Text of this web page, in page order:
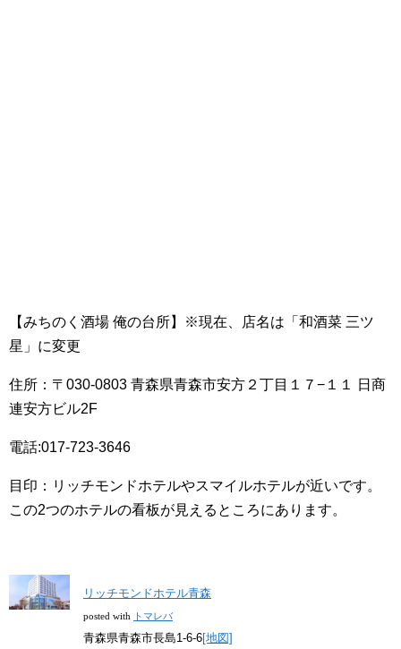
【みちのく酒場 俺の台所】※現在、店名は「和酒菜 三ツ
星」に変更
住所：〒030-0803 青森県青森市安方２丁目１７−１１ 日商
連安方ビル2F
電話:017-723-3646
目印：リッチモンドホテルやスマイルホテルが近いです。
この2つのホテルの看板が見えるところにあります。
リッチモンドホテル青森
posted with トマレバ
青森県青森市長島1-6-6[地図]